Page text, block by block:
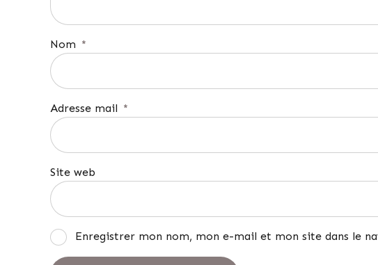
Nom *
Adresse mail *
Site web
Enregistrer mon nom, mon e-mail et mon site dans le